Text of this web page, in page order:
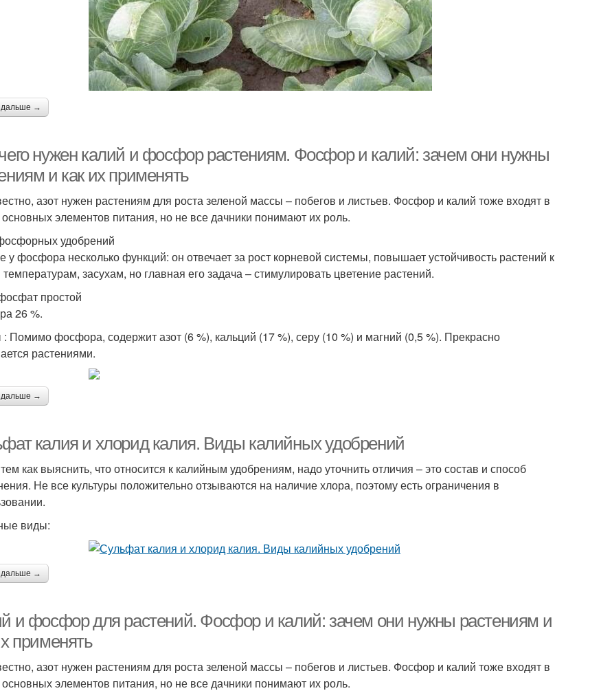
дальше →
нужен калий и фосфор растениям. Фосфор и калий: зачем они нужны
и как их применять
азот нужен растениям для роста зеленой массы – побегов и листьев. Фосфор и калий тоже входят в
основных элементов питания, но не все дачники понимают их роль.
удобрений
у фосфора несколько функций: он отвечает за рост корневой системы, повышает устойчивость растений к
температурам, засухам, но главная его задача – стимулировать цветение растений.
простой
26 %.
Помимо фосфора, содержит азот (6 %), кальций (17 %), серу (10 %) и магний (0,5 %). Прекрасно
растениями.
дальше →
калия и хлорид калия. Виды калийных удобрений
как выяснить, что относится к калийным удобрениям, надо уточнить отличия – это состав и способ
Не все культуры положительно отзываются на наличие хлора, поэтому есть ограничения в
виды:
дальше →
и фосфор для растений. Фосфор и калий: зачем они нужны растениям и
применять
азот нужен растениям для роста зеленой массы – побегов и листьев. Фосфор и калий тоже входят в
основных элементов питания, но не все дачники понимают их роль.